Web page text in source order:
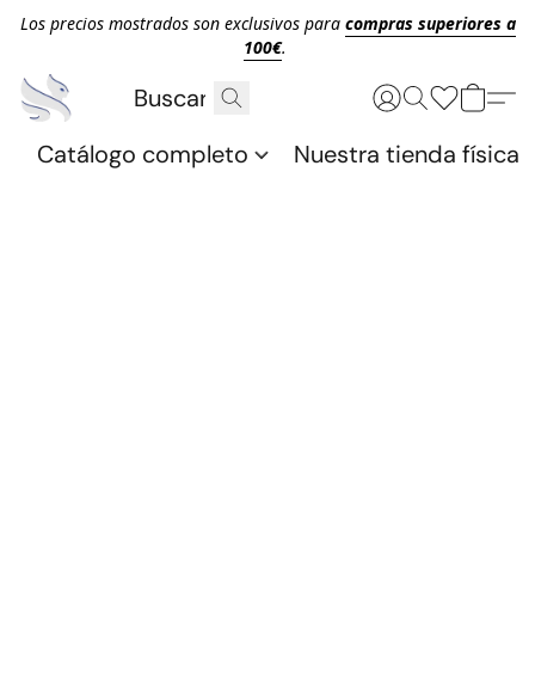
Los precios mostrados son exclusivos para compras superiores a
100€.
Catálogo completo Nuestra tienda física